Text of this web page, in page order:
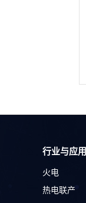
行业与应用
火电
热电联产